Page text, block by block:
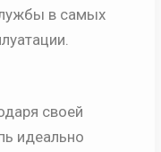
в самых
своей
идеально